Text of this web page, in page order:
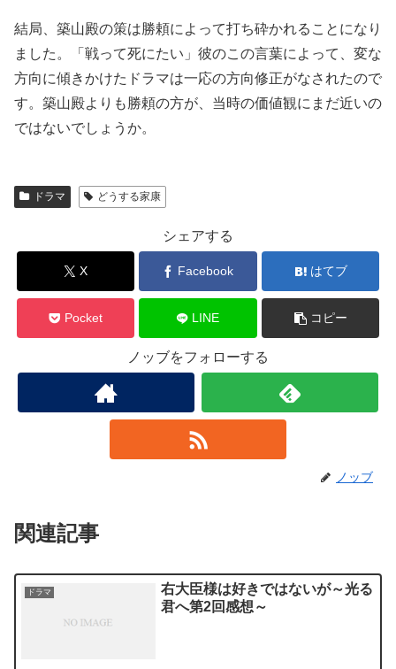
結局、築山殿の策は勝頼によって打ち砕かれることになり
ました。「戦って死にたい」彼のこの言葉によって、変な
方向に傾きかけたドラマは一応の方向修正がなされたので
す。築山殿よりも勝頼の方が、当時の価値観にまだ近いの
ではないでしょうか。
ドラマ どうする家康
シェアする
X Facebook はてブ
Pocket LINE コピー
ノッブをフォローする
ノッブ
関連記事
ドラマ
右大臣様は好きではないが～光る
君へ第2回感想～